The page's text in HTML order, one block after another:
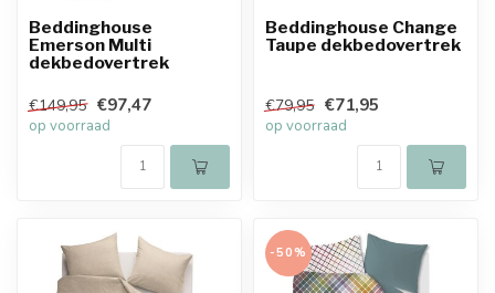
Beddinghouse
Emerson Multi
dekbedovertrek
€149,95 €97,47
op voorraad
Beddinghouse Change
Taupe dekbedovertrek
€79,95 €71,95
op voorraad
-50%